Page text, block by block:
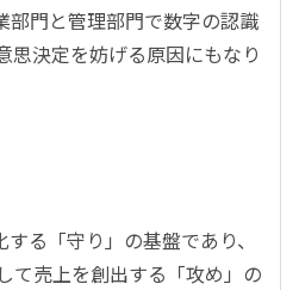
部門と管理部門で数字の認識
思決定を妨げる原因にもなり
る「守り」の基盤であり、
て売上を創出する「攻め」の